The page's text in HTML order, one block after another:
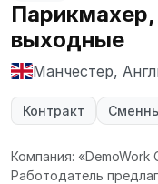
выходные
Манчестер,
Контракт
Компания: «DemoWork
Работодатель